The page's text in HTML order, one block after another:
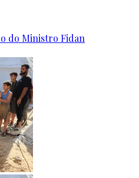
do Ministro Fidan